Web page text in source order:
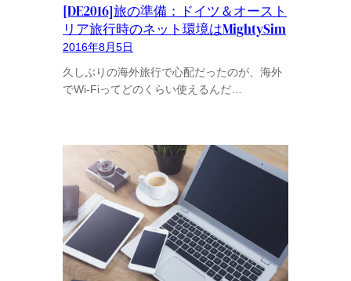
[DE2016]旅の準備：ドイツ＆オースト
リア旅行時のネット環境はMightySim
2016年8月5日
久しぶりの海外旅行で心配だったのが、海外
でWi-Fiってどのくらい使えるんだ…